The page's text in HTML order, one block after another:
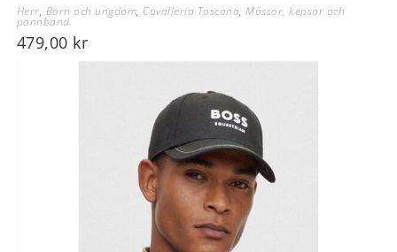
Herr, Barn och ungdom, Cavalleria Toscana,Mössor, kepsar och
pannband
479,00 kr